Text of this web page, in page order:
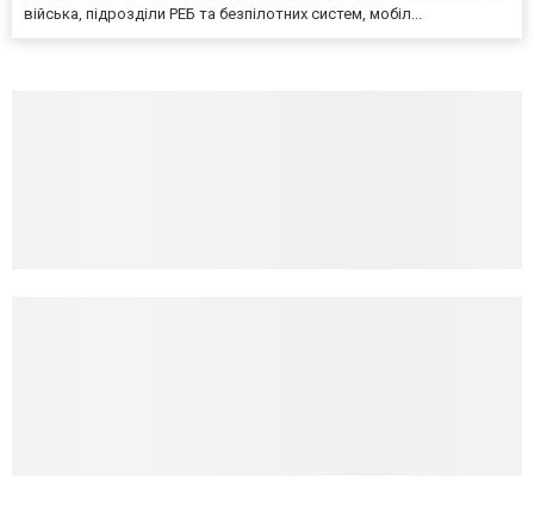
війська, підрозділи РЕБ та безпілотних систем, мобіл...